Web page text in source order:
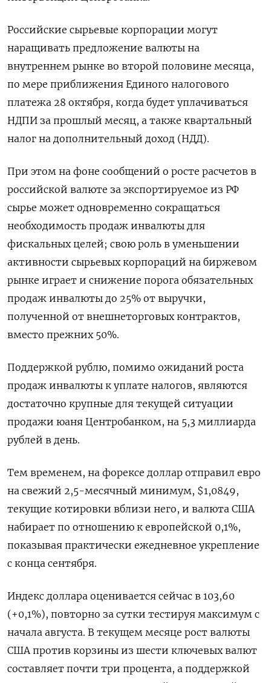
Российские сырьевые корпорации могут
наращивать предложение валюты на
внутреннем рынке во второй половине месяца,
по мере приближения Единого налогового
платежа 28 октября, когда будет уплачиваться
НДПИ за прошлый месяц, а также квартальный
налог на дополнительный доход (НДД).
При этом на фоне сообщений о росте расчетов в
российской валюте за экспортируемое из РФ
сырье может одновременно сокращаться
необходимость продаж инвалюты для
фискальных целей; свою роль в уменьшении
активности сырьевых корпораций на биржевом
рынке играет и снижение порога обязательных
продаж инвалюты до 25% от выручки,
полученной от внешнеторговых контрактов,
вместо прежних 50%.
Поддержкой рублю, помимо ожиданий роста
продаж инвалюты к уплате налогов, являются
достаточно крупные для текущей ситуации
продажи юаня Центробанком, на 5,3 миллиарда
рублей в день.
Тем временем, на форексе доллар отправил евро
на свежий 2,5-месячный минимум, $1,0849,
текущие котировки вблизи него, и валюта США
набирает по отношению к европейской 0,1%,
показывая практически ежедневное укрепление
с конца сентября.
Индекс доллара оценивается сейчас в 103,60
(+0,1%), повторно за сутки тестируя максимум с
начала августа. В текущем месяце рост валюты
США против корзины из шести ключевых валют
составляет почти три процента, а поддержкой